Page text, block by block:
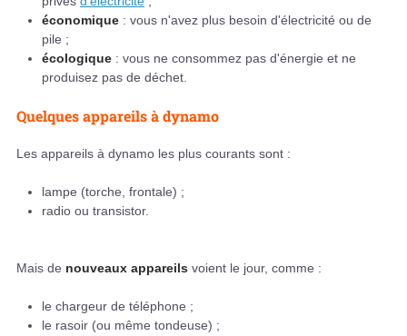
économique : vous n'avez plus besoin d'électricité ou de
pile ;
écologique : vous ne consommez pas d'énergie et ne
produisez pas de déchet.
Quelques appareils à dynamo
Les appareils à dynamo les plus courants sont :
lampe (torche, frontale) ;
radio ou transistor.
Mais de nouveaux appareils voient le jour, comme :
le chargeur de téléphone ;
le rasoir (ou même tondeuse) ;